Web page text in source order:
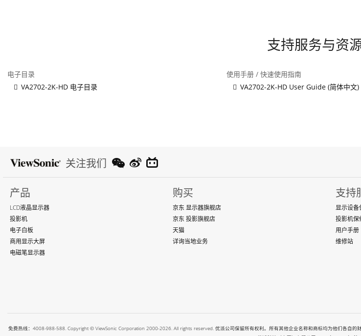
支持服务与资
电子目录
VA2702-2K-HD 电子目录
使用手册 / 快速使用指南
VA2702-2K-HD User Guide (简体中文)
关注我们
产品
LCD液晶显示器
投影机
电子白板
商用显示大屏
电磁笔显示器
购买
京东 显示器旗舰店
京东 投影旗舰店
天猫
详询当地业务
支持
显示设备
投影机保
用户手册
维修站
免费热线：4008-988-588. Copyright © ViewSonic Corporation 2000-2026. All rights reserved. 优派公司保留所有权利。所有其他企业名称和商标均为他们各自